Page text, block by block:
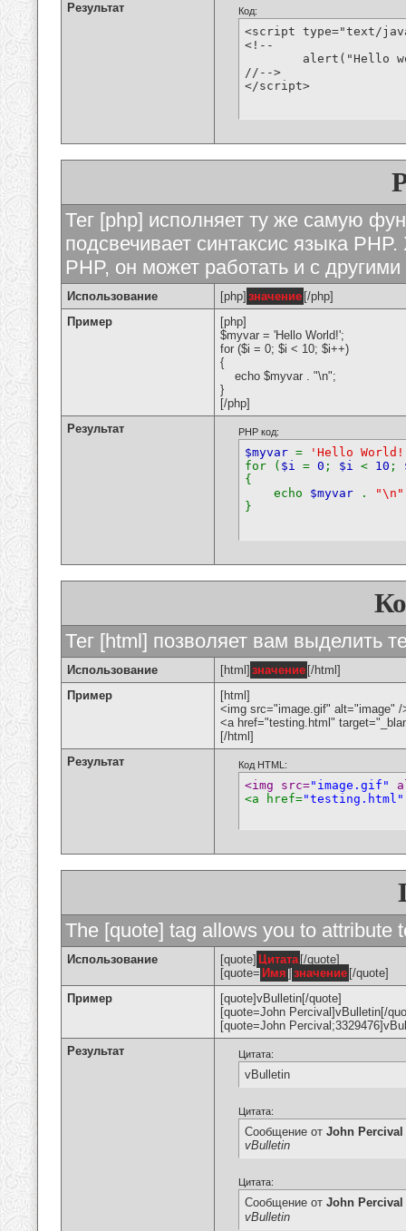
Результат
Код:
<script type="text/
<!--
//-->
</script>
Тег [php] исполняет ту же самую
подсвечивает синтаксис языка
PHP, он может работать и с
Использование [php] значение [/php]
Пример
[php]
$myvar = 'Hello World!';
for ($i = 0; $i < 10; $i++)
{
echo $myvar . "\n";
}
[/php]
Результат
PHP код:
$myvar =
'Hello
for ( $i = 0 ; $i < 10 ;
{
echo $myvar . "\n"
}
Тег [html] позволяет вам выделить
Использование [html] значение [/html]
Пример
[html]
<img src="image.gif" alt="image" /
<a href="testing.html"
[/html]
Результат
Код HTML:
<img src="image.gif"
<a href="testing.html"
The [quote] tag allows you to attribute
Использование [quote] Цитата [/quote]
[quote= Имя ] значение [/quote]
Пример
[quote]vBulletin[/quote]
[quote=John Percival]vBulletin[/
[quote=John
Результат
Цитата:
vBulletin
Цитата:
Сообщение от John Percival
vBulletin
Цитата:
Сообщение от John Percival
vBulletin